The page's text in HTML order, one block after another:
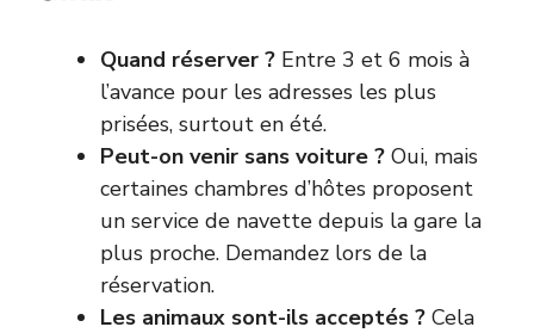
Quand réserver ? Entre 3 et 6 mois à
l’avance pour les adresses les plus
prisées, surtout en été.
Peut-on venir sans voiture ? Oui, mais
certaines chambres d’hôtes proposent
un service de navette depuis la gare la
plus proche. Demandez lors de la
réservation.
Les animaux sont-ils acceptés ? Cela